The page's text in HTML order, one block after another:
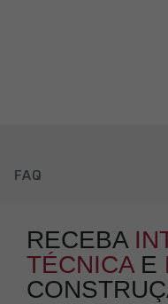
RECEBA
TÉCNICA E
FAQ
Política de Cookies
Canal de denúncias